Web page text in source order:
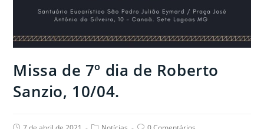
Missa de 7º dia de Roberto
Sanzio, 10/04.